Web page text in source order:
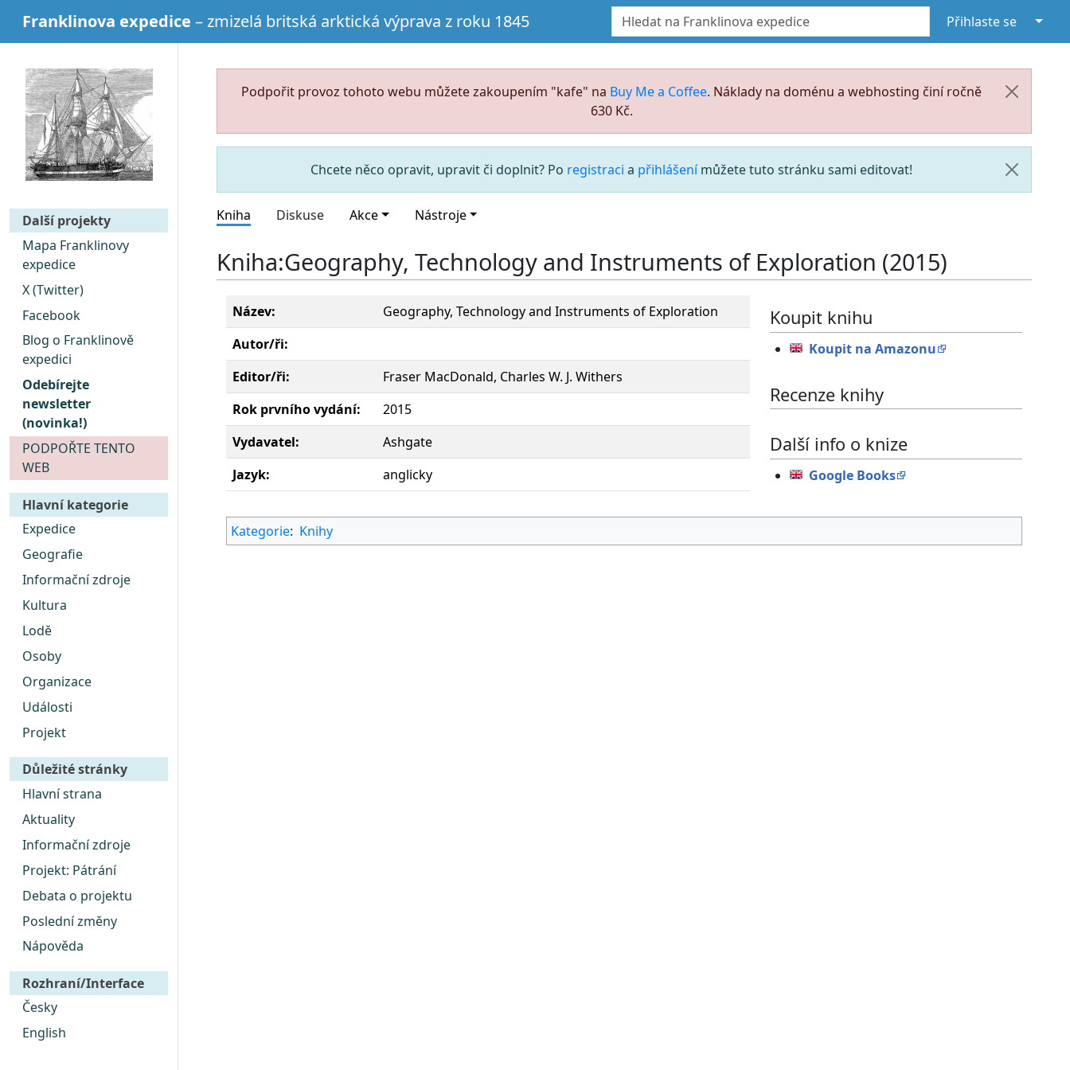
Franklinova expedice – zmizelá britská arktická výprava z roku 1845 Přihlaste se ↓
Další projekty
Mapa Franklinovy
expedice
X (Twitter)
Facebook
Blog o Franklinově
expedici
Odebírejte
newsletter
(novinka!)
PODPOŘTE TENTO
WEB
Hlavní kategorie
Expedice
Geografie
Informační zdroje
Kultura
Lodě
Osoby
Organizace
Události
Projekt
Důležité stránky
Hlavní strana
Aktuality
Informační zdroje
Projekt: Pátrání
Debata o projektu
Poslední změny
Nápověda
Rozhraní/Interface
Česky
English
Podpořit provoz tohoto webu můžete zakoupením "kafe" na Buy Me a Coffee. Náklady na doménu a webhosting činí ročně
630 Kč.
Chcete něco opravit, upravit či doplnit? Po registraci a přihlášenímůžete tuto stránku sami editovat!
Kniha Diskuse Akce Nástroje
Kniha:Geography, Technology and Instruments of Exploration (2015)
Název:
Geography, Technology and Instruments of Exploration
Autor/ři:
Editor/ři:
Fraser MacDonald, Charles W. J. Withers
Rok prvního vydání:
2015
Vydavatel:
Ashgate
Jazyk:
anglicky
Koupit knihu
Koupit na Amazonu
Recenze knihy
Další info o knize
Google Books
Kategorie: Knihy